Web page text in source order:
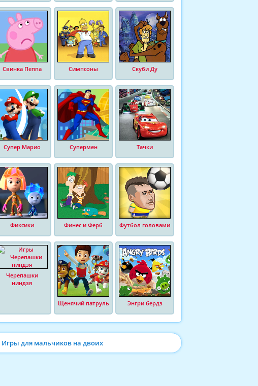
Свинка Пеппа Симпсоны Скуби Ду
Супер Марио Супермен Тачки
Фиксики Финес и Ферб Футбол головами
Черепашки
ниндзя
Щенячий патруль Энгри бердз
Игры для мальчиков на двоих